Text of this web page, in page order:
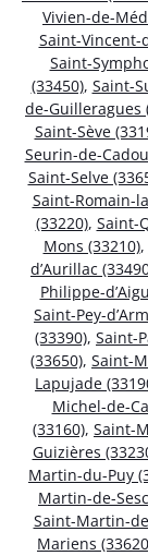
Vivien-de-
Saint-Vincent-
Saint-
(33450), Saint-
de-Guilleragues
Saint-Sève
Seurin-de-
Saint-Selve
Saint-Romain-
(33220), Saint-
Mons (33210),
d’Aurillac
Philippe-
Saint-Pey-
(33390), Saint-
(33650), Saint-
Lapujade
Michel-de-
(33160), Saint-
Guizières
Martin-du-Puy
Martin-de-
Saint-Martin-
Mariens